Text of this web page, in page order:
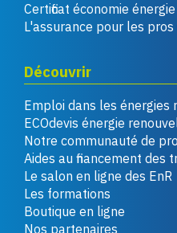
Certificat économie
L'assurance pour les pros
Découvrir
Emploi dans les énergies
ECOdevis énergie
Notre communauté de
Aides au financement des
Le salon en ligne des EnR
Les formations
Boutique en ligne
Nos partenaires